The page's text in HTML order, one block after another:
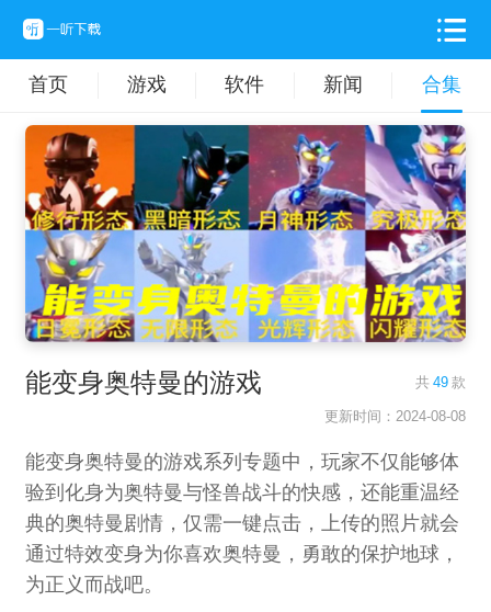
首页 游戏 软件 新闻 合集
能变身奥特曼的游戏 共 49 款
更新时间：2024-08-08
能变身奥特曼的游戏系列专题中，玩家不仅能够体
验到化身为奥特曼与怪兽战斗的快感，还能重温经
典的奥特曼剧情，仅需一键点击，上传的照片就会
通过特效变身为你喜欢奥特曼，勇敢的保护地球，
为正义而战吧。